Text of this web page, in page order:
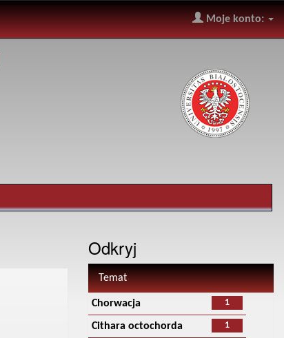
Moje konto:
Odkryj
Temat
1
Chorwacja
1
Cithara octochorda